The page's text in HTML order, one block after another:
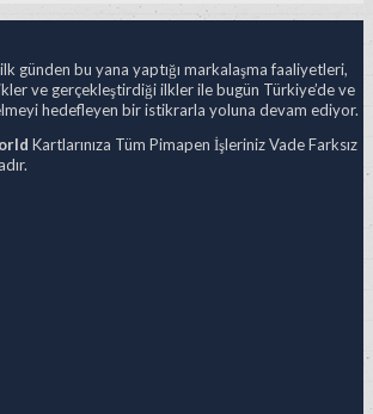
günden bu yana yaptığı markalaşma faaliyetleri,
ve gerçekleştirdiği ilkler ile bugün Türkiye’de ve
hedefleyen bir istikrarla yoluna devam ediyor.
Kartlarınıza Tüm Pimapen İşleriniz Vade Farksız